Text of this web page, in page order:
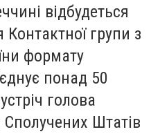
відбудеться
групи з
формату
понад 50
голова
Сполучених Штатів